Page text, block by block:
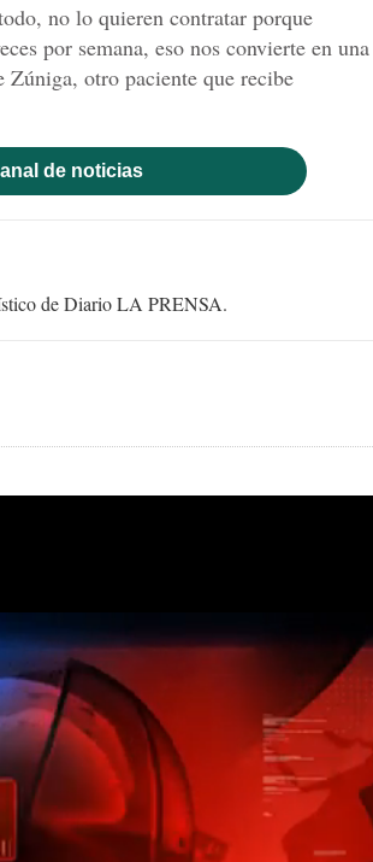
no lo quieren contratar porque
por semana, eso nos convierte en una
Zúniga, otro paciente que recibe
de noticias
de Diario LA PRENSA.